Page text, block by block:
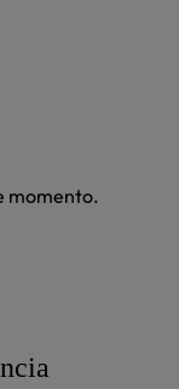
momento.